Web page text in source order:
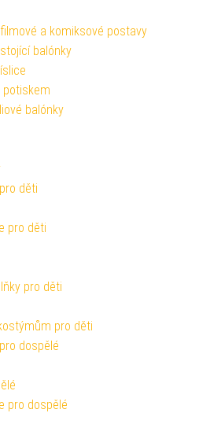
a komiksové postavy
balónky
potiskem
balónky
děti
pro děti
pro děti
pro děti
dospělé
pro dospělé